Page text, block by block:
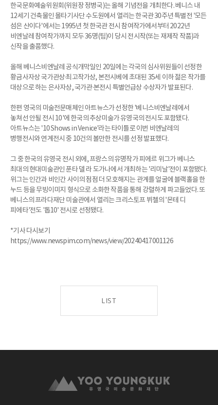
한국문화예술위원회(위원장 정병국)는 올해 기념전을 개최한다. 베니스 내
12세기 건축물인 몰타기사단 수도원에서 열리는 한국관 30주년 특별전 '모든
섬은 산이다'에서는 1995년 첫 한국관 전시 참여작가에서부터 2022년
비엔날레 참여작가까지 모두 36명(팀)이 당시 전시작(또는 재제작 작품)과
신작을 출품했다.
올해 베니스비엔날레 공식개막일인 20일에는 각국의 심사위원들이 선정한
황금사자상 국가관상·최고작가상, 본전시베에 초대된 35세 이하 젊은 작가를
대상으로 하는 은사자상, 국가관·본전시 특별언급상 수상자가 발표된다.
한편 영국의 미술전문매체인 아트뉴스가 선정한 '베니스비엔날레에서
놓쳐선 안될 전시 10'에 한국의 추상미술가 유영국의 전시도 포함됐다.
아트뉴스는 '10 Shows in Venice'라는 타이틀로 이번 비엔날레의
병행전시와 연계전시 중 10건의 볼만한 전시를 선정 발표했다.
그 중 한국의 유영국 전시 외에, 프랑스의 유명작가 피에르 위그가 베니스
최대의 현대미술관인 푼타 델 라 도가나에서 개최하는 '리미날'전이 포함됐다.
위그는 인간과 비인간 사이의 점점 더 모호해지는 관계를 얼굴에 블랙홀을 한
누드 등을 무빙이미지 형식으로 소화한 작품을 통해 강렬하게 파고들었다. 또
베니스의 프라다재단 미술관에서 열리는 크리스토프 뷔첼의 '몬테 디
피에타'전도 '톱10' 전시로 선정됐다.
*기사 다시보기
https://www.newspim.com/news/view/20240417001126
LIST